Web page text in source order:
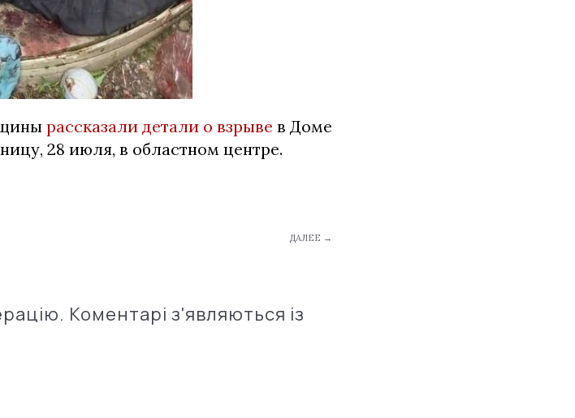
рассказали детали о взрыве в Доме
28 июля, в областном центре.
ДАЛЕЕ →
Коментарі з'являються із